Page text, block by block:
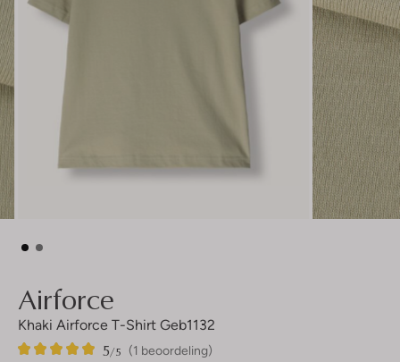
Airforce
Khaki Airforce T-Shirt Geb1132
(1 beoordeling)
5/5
1
5